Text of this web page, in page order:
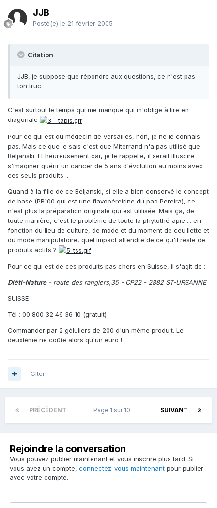
JJB
Posté(e) le 21 février 2005
Citation
JJB, je suppose que répondre aux questions, ce n'est pas
ton truc.
C'est surtout le temps qui me manque qui m'oblige à lire en
diagonale
Pour ce qui est du médecin de Versailles, non, je ne le connais
pas. Mais ce que je sais c'est que Miterrand n'a pas utilisé que
Beljanski. Et heureusement car, je le rappelle, il serait illusoire
s'imaginer guérir un cancer de 5 ans d'évolution au moins avec
ces seuls produits ...
Quand à la fille de ce Beljanski, si elle a bien conservé le concept
de base (PB100 qui est une flavopéreirine du pao Pereira), ce
n'est plus la préparation originale qui est utilisée. Mais ça, de
toute manière, c'est le problème de toute la phytothérapie ... en
fonction du lieu de culture, de mode et du moment de ceuillette et
du mode manipulatoire, quel impact attendre de ce qu'il reste de
produits actifs ?
Pour ce qui est de ces produits pas chers en Suisse, il s'agit de :
Diéti-Nature- route des rangiers,35 - CP22 - 2882 ST-URSANNE
SUISSE
Tél : 00 800 32 46 36 10 (gratuit)
Commander par 2 géluliers de 200 d'un même produit. Le
deuxième ne coûte alors qu'un euro !
Citer
PRÉCÉDENT SUIVANT
Page 1 sur 10
Rejoindre la conversation
Vous pouvez publier maintenant et vous inscrire plus tard. Si
vous avez un compte, connectez-vous maintenant pour publier
avec votre compte.